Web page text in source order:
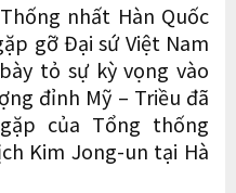
nhất Hàn Quốc
gỡ Đại sứ Việt Nam
tỏ sự kỳ vọng vào
đỉnh Mỹ – Triều đã
của Tổng thống
Kim Jong-un tại Hà